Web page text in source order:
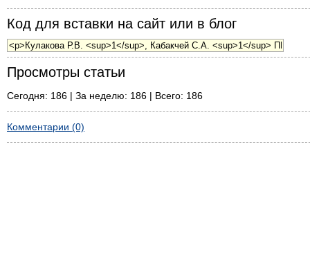
Код для вставки на сайт или в блог
Просмотры статьи
Сегодня: 186 | За неделю: 186 | Всего: 186
Комментарии (0)